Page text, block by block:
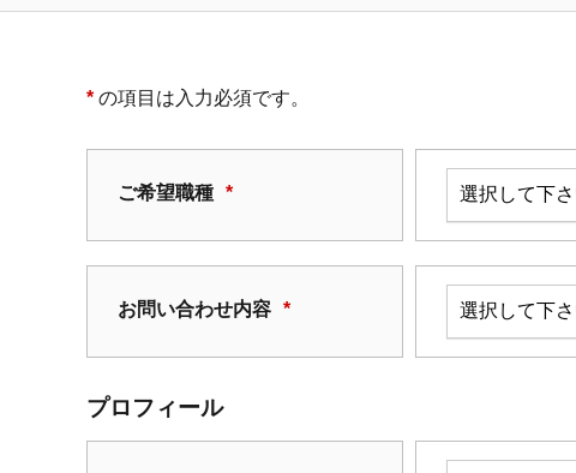
* の項目は入力必須です。
ご希望職種 *
お問い合わせ内容 *
プロフィール